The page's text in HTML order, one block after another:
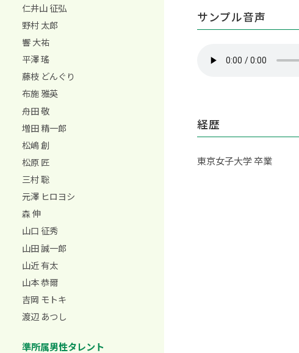
サンプル音声
経歴
東京女子大学 卒業
仁井山 征弘
野村 太郎
響 大祐
平澤 瑤
藤枝 どんぐり
布施 雅英
舟田 敬
増田 精一郎
松嶋 創
松原 匠
三村 聡
元澤 ヒロヨシ
森 伸
山口 征秀
山田 誠一郎
山近 有太
山本 恭爾
吉岡 モトキ
渡辺 あつし
準所属男性タレント